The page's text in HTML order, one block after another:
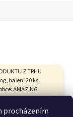
procházením
Z TRHU
balení 20 ks
AMAZING
zemědělská a
rizika